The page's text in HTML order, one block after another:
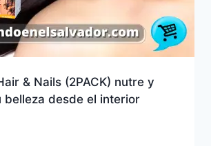
& Nails (2PACK) nutre y
desde el interior